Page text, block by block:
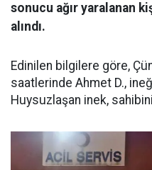
sonucu ağır yaralanan
alındı.
Edinilen bilgilere göre,
saatlerinde Ahmet D.,
Huysuzlaşan inek,